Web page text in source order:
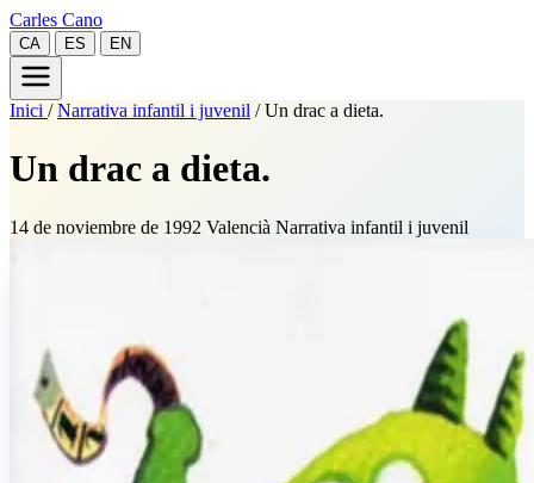
Carles Cano
CA ES EN
Inici / Narrativa infantil i juvenil / Un drac a dieta.
Un drac a dieta.
14 de noviembre de 1992 Valencià Narrativa infantil i juvenil